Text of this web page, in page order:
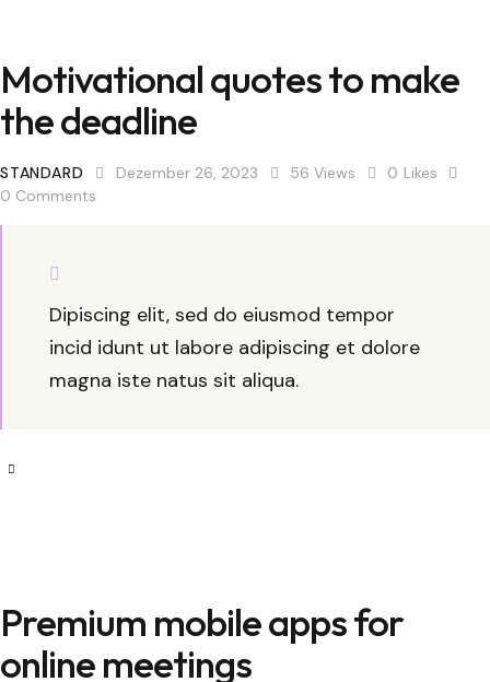
Motivational quotes to make
the deadline
STANDARD Dezember 26, 2023 56 Views 0 Likes
0 Comments
Dipiscing elit, sed do eiusmod tempor
incid idunt ut labore adipiscing et dolore
magna iste natus sit aliqua.
Premium mobile apps for
online meetings